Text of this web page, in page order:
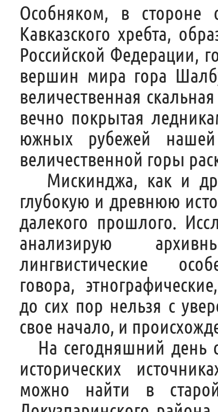
Особняком, в стороне
Кавказского хребта,
Российской Федерации,
вершин мира гора
величественная
вечно покрытая
южных рубежей
величественной горы
Мискинджа, как и
глубокую и древнюю
далекого прошлого.
анализирую
лингвистические
говора,
до сих пор нельзя с
свое начало, и
На сегодняшний
исторических
можно найти в